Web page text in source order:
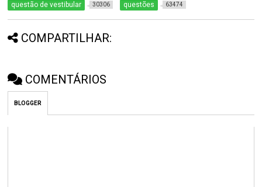
questão de vestibular 30306 questões 63474
COMPARTILHAR:
COMENTÁRIOS
BLOGGER